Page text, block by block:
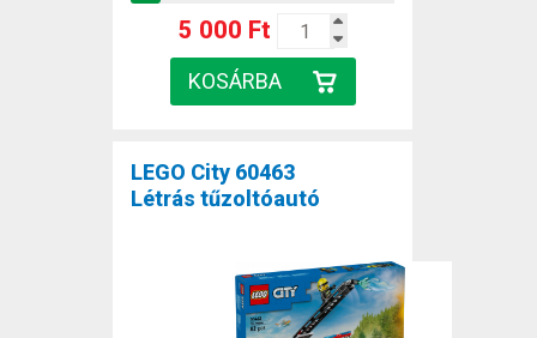
5 000 Ft
LEGO City 60463
Létrás tűzoltóautó